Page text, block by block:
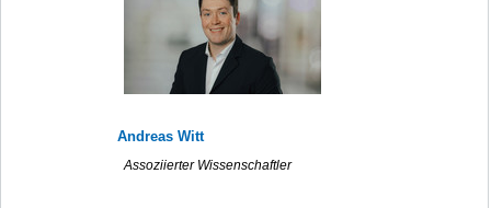
Andreas Witt
Assoziierter Wissenschaftler